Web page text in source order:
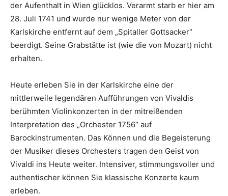
der Aufenthalt in Wien glücklos. Verarmt starb er hier am
28. Juli 1741 und wurde nur wenige Meter von der
Karlskirche entfernt auf dem „Spitaller Gottsacker“
beerdigt. Seine Grabstätte ist (wie die von Mozart) nicht
erhalten.
Heute erleben Sie in der Karlskirche eine der
mittlerweile legendären Aufführungen von Vivaldis
berühmten Violinkonzerten in der mitreißenden
Interpretation des „Orchester 1756“ auf
Barockinstrumenten. Das Können und die Begeisterung
der Musiker dieses Orchesters tragen den Geist von
Vivaldi ins Heute weiter. Intensiver, stimmungsvoller und
authentischer können Sie klassische Konzerte kaum
erleben.